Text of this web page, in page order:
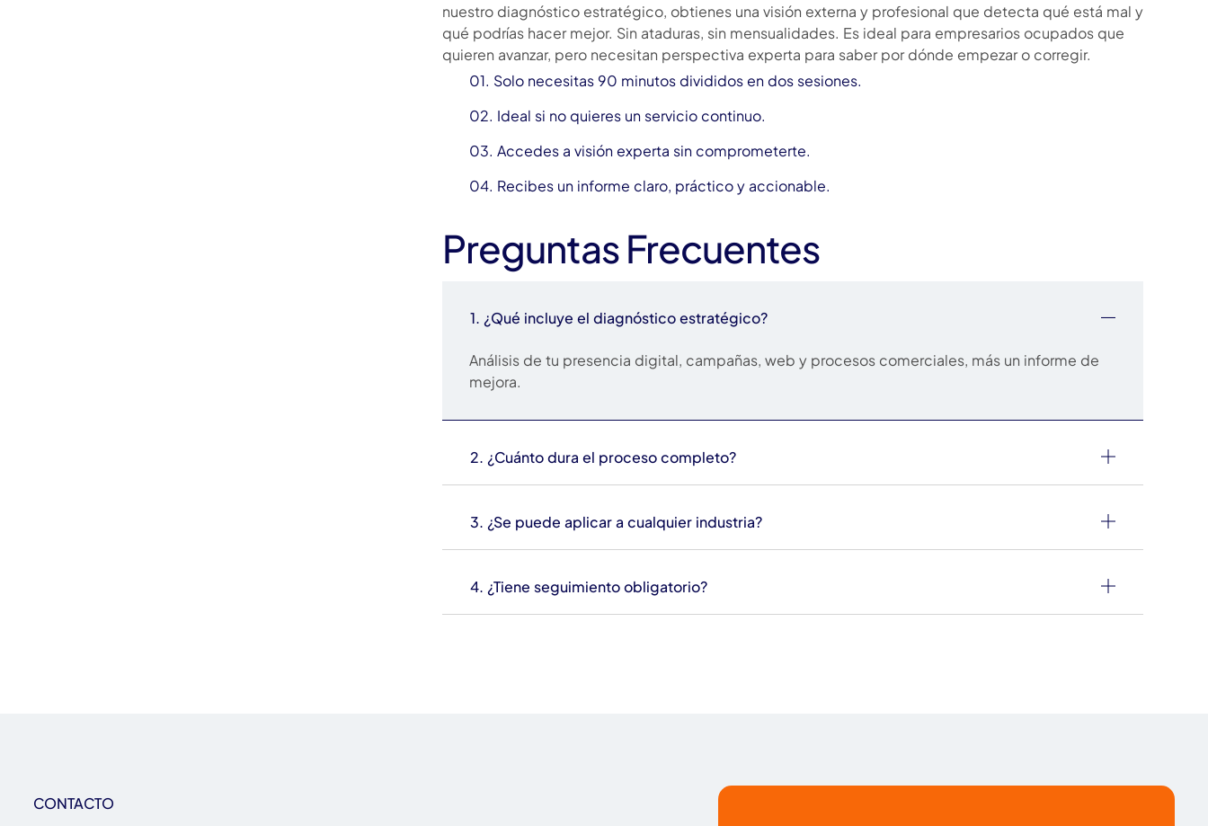
nuestro diagnóstico estratégico, obtienes una visión externa y profesional que detecta qué está mal y
qué podrías hacer mejor. Sin ataduras, sin mensualidades. Es ideal para empresarios ocupados que
quieren avanzar, pero necesitan perspectiva experta para saber por dónde empezar o corregir.
01. Solo necesitas 90 minutos divididos en dos sesiones.
02. Ideal si no quieres un servicio continuo.
03. Accedes a visión experta sin comprometerte.
04. Recibes un informe claro, práctico y accionable.
Preguntas Frecuentes
1. ¿Qué incluye el diagnóstico estratégico?
Análisis de tu presencia digital, campañas, web y procesos comerciales, más un informe de
mejora.
2. ¿Cuánto dura el proceso completo?
3. ¿Se puede aplicar a cualquier industria?
4. ¿Tiene seguimiento obligatorio?
CONTACTO